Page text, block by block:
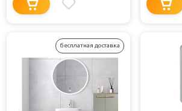
бесплатная доставка